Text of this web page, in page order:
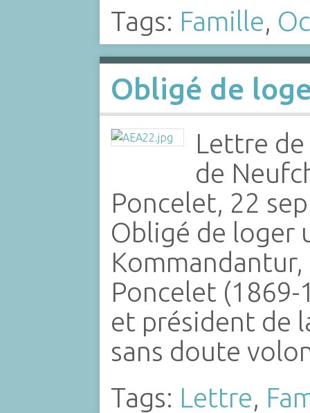
Tags: Famille,
Obligé de
Lettre
de
Poncelet, 22
Obligé de loger
Kommandantur,
Poncelet
et président de
sans doute
Tags: Lettre,